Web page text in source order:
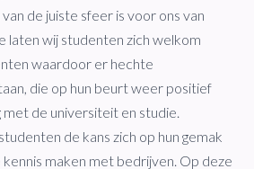
de juiste sfeer is voor ons van
laten wij studenten zich welkom
waardoor er hechte
die op hun beurt weer positief
met de universiteit en studie.
de kans zich op hun gemak
maken met bedrijven. Op deze